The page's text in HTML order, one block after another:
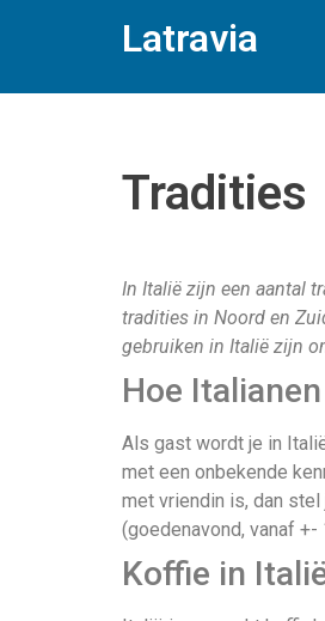
Latravia
Tradities
In Italië zijn een aantal
tradities in Noord en
gebruiken in Italië zijn
Hoe
Als gast wordt je in
met een onbekende
met vriendin is, dan
(goedenavond, vanaf +-
Koffie in